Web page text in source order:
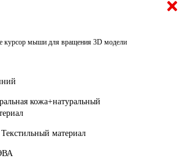
курсор мыши для вращения 3D модели
кожа+натуральный
Текстильный материал